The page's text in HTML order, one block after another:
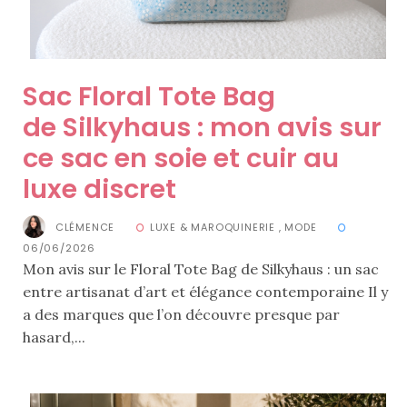
sac
en
soie
et
cuir
au
luxe
discret
06/06/2026
Sac Floral Tote Bag
de Silkyhaus : mon avis sur
ce sac en soie et cuir au
luxe discret
CLÉMENCE LUXE & MAROQUINERIE , MODE
06/06/2026
Mon avis sur le Floral Tote Bag de Silkyhaus : un sac
entre artisanat d’art et élégance contemporaine Il y
a des marques que l’on découvre presque par
hasard,...